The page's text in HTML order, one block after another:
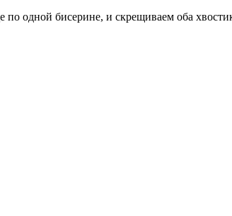
одной бисерине, и скрещиваем оба